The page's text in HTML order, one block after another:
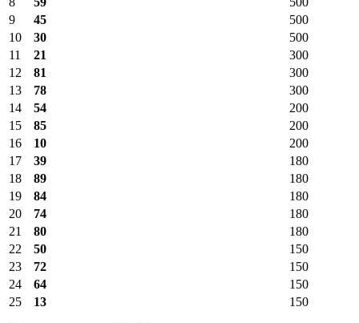
9
45
500
10
30
500
11
21
300
12
81
300
13
78
300
14
54
200
15
85
200
16
10
200
17
39
180
18
89
180
19
84
180
20
74
180
21
80
180
22
50
150
23
72
150
24
64
150
25
13 150